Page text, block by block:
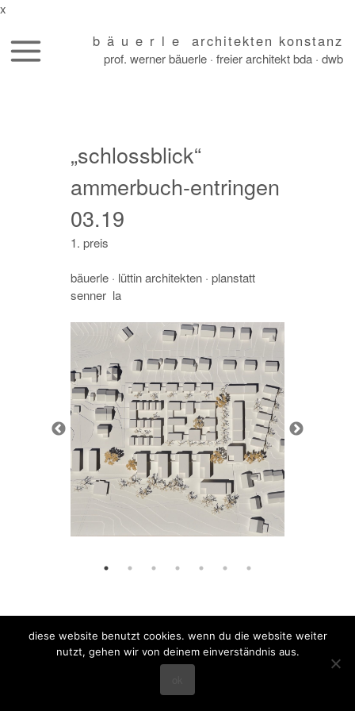
x
b ä u e r l e architekten konstanz
prof. werner bäuerle · freier architekt bda · dwb
„schlossblick“
ammerbuch-entringen
03.19
1. preis
bäuerle · lüttin architekten · planstatt
senner la
projekte wettbewerbe
diese website benutzt cookies. wenn du die website weiter
nutzt, gehen wir von deinem einverständnis aus.